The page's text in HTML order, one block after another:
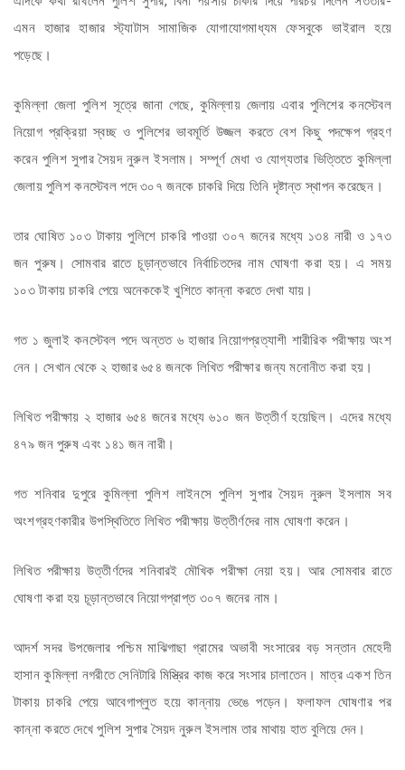
এমন হাজার হাজার স্ট্যাটাস সামাজিক যোগাযোগমাধ্যম ফেসবুকে ভাইরাল হয়ে
পড়েছে।
কুমিল্লা জেলা পুলিশ সূত্রে জানা গেছে, কুমিল্লায় জেলায় এবার পুলিশের কনস্টেবল
নিয়োগ প্রক্রিয়া স্বচ্ছ ও পুলিশের ভাবমূর্তি উজ্জল করতে বেশ কিছু পদক্ষেপ গ্রহণ
করেন পুলিশ সুপার সৈয়দ নুরুল ইসলাম। সম্পূর্ণ মেধা ও যোগ্যতার ভিত্তিতে কুমিল্লা
জেলায় পুলিশ কনস্টেবল পদে ৩০৭ জনকে চাকরি দিয়ে তিনি দৃষ্টান্ত স্থাপন করেছেন।
তার ঘোষিত ১০৩ টাকায় পুলিশে চাকরি পাওয়া ৩০৭ জনের মধ্যে ১৩৪ নারী ও ১৭৩
জন পুরুষ। সোমবার রাতে চূড়ান্তভাবে নির্বাচিতদের নাম ঘোষণা করা হয়। এ সময়
১০৩ টাকায় চাকরি পেয়ে অনেককেই খুশিতে কান্না করতে দেখা যায়।
গত ১ জুলাই কনস্টেবল পদে অন্তত ৬ হাজার নিয়োগপ্রত্যাশী শারীরিক পরীক্ষায় অংশ
নেন। সেখান থেকে ২ হাজার ৬৫৪ জনকে লিখিত পরীক্ষার জন্য মনোনীত করা হয়।
লিখিত পরীক্ষায় ২ হাজার ৬৫৪ জনের মধ্যে ৬১০ জন উত্তীর্ণ হয়েছিল। এদের মধ্যে
৪৭৯ জন পুরুষ এবং ১৪১ জন নারী।
গত শনিবার দুপুরে কুমিল্লা পুলিশ লাইনসে পুলিশ সুপার সৈয়দ নুরুল ইসলাম সব
অংশগ্রহণকারীর উপস্থিতিতে লিখিত পরীক্ষায় উত্তীর্ণদের নাম ঘোষণা করেন।
লিখিত পরীক্ষায় উত্তীর্ণদের শনিবারই মৌখিক পরীক্ষা নেয়া হয়। আর সোমবার রাতে
ঘোষণা করা হয় চূড়ান্তভাবে নিয়োগপ্রাপ্ত ৩০৭ জনের নাম।
আদর্শ সদর উপজেলার পশ্চিম মাঝিগাছা গ্রামের অভাবী সংসারের বড় সন্তান মেহেদী
হাসান কুমিল্লা নগরীতে সেনিটারি মিস্ত্রির কাজ করে সংসার চালাতেন। মাত্র একশ তিন
টাকায় চাকরি পেয়ে আবেগাপ্লুত হয়ে কান্নায় ভেঙে পড়েন। ফলাফল ঘোষণার পর
কান্না করতে দেখে পুলিশ সুপার সৈয়দ নুরুল ইসলাম তার মাথায় হাত বুলিয়ে দেন।